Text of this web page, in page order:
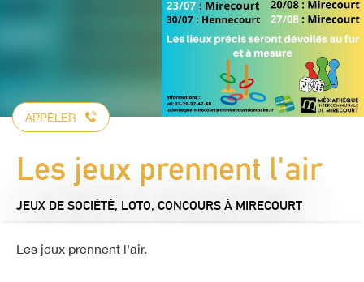
APPELER
Les jeux prennent l'air
JEUX DE SOCIÉTÉ, LOTO, CONCOURS À MIRECOURT
Les jeux prennent l'air.